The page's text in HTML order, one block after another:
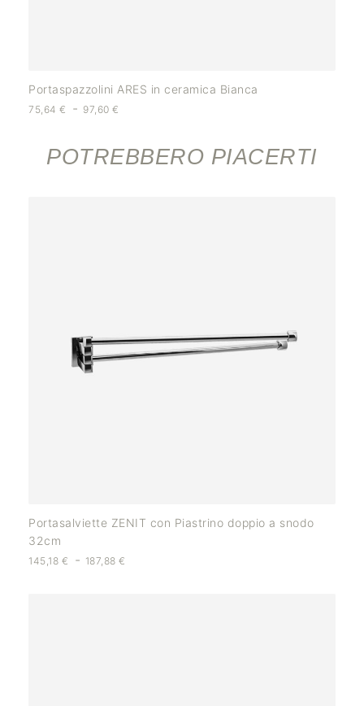
Portaspazzolini ARES in ceramica Bianca
75,64 € - 97,60€
POTREBBERO PIACERTI
Portasalviette ZENIT con Piastrino doppio a snodo
32cm
145,18 € - 187,88€